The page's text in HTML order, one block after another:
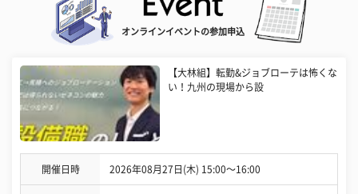
オンラインイベントの参加申込
【大林組】転勤&ジョブローテは怖くな
い！九州の現場から設
開催日時 2026年08月27日(木) 15:00〜16:00